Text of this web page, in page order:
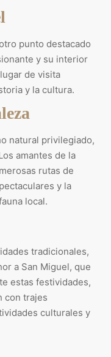
punto destacado
y su interior
de visita
y la cultura.
natural privilegiado,
amantes de la
rutas de
y la
local.
tradicionales,
a San Miguel, que
estas festividades,
con trajes
culturales y